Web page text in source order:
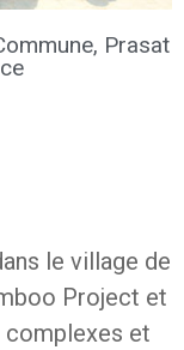
Prasat
le village de
Project et
complexes et